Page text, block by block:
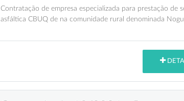
Contratação de empresa especializada para prestação de
asfáltica CBUQ de na comunidade rural denominada